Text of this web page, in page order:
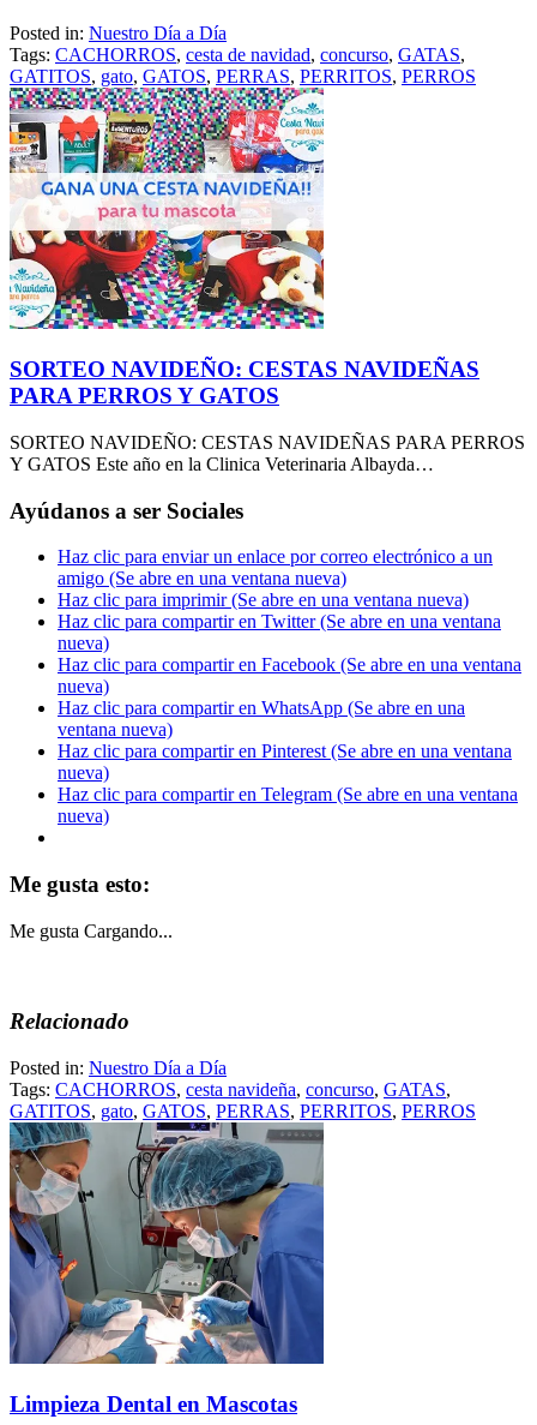
Posted in: Nuestro Día a Día
Tags: CACHORROS, cesta de navidad, concurso, GATAS,
GATITOS, gato, GATOS, PERRAS, PERRITOS, PERROS
SORTEO NAVIDEÑO: CESTAS NAVIDEÑAS
PARA PERROS Y GATOS
SORTEO NAVIDEÑO: CESTAS NAVIDEÑAS PARA PERROS
Y GATOS Este año en la Clinica Veterinaria Albayda…
Ayúdanos a ser Sociales
Haz clic para enviar un enlace por correo electrónico a un
amigo (Se abre en una ventana nueva)
Haz clic para imprimir (Se abre en una ventana nueva)
Haz clic para compartir en Twitter (Se abre en una ventana
nueva)
Haz clic para compartir en Facebook (Se abre en una ventana
nueva)
Haz clic para compartir en WhatsApp (Se abre en una
ventana nueva)
Haz clic para compartir en Pinterest (Se abre en una ventana
nueva)
Haz clic para compartir en Telegram (Se abre en una ventana
nueva)
Me gusta esto:
Me gusta Cargando...
Relacionado
Posted in: Nuestro Día a Día
Tags: CACHORROS, cesta navideña, concurso, GATAS,
GATITOS, gato, GATOS, PERRAS, PERRITOS, PERROS
Limpieza Dental en Mascotas